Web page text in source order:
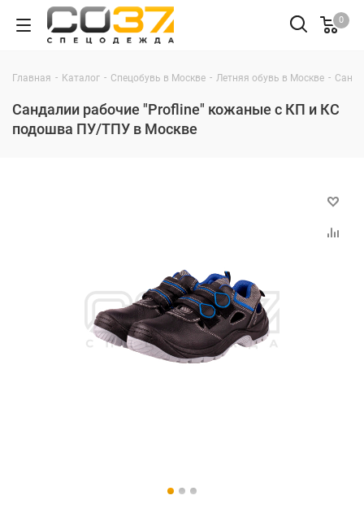
0
Главная - Каталог - Спецобувь в Москве - Летняя обувь в Москве -
Сандалии рабочие "Profline" кожаные с КП и КС
подошва ПУ/ТПУ в Москве